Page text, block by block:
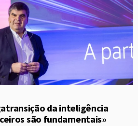
da inteligência
são fundamentais»